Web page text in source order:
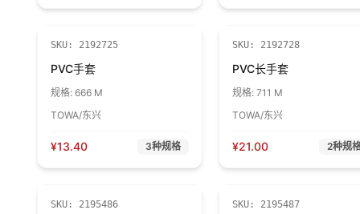
SKU: 2192725
PVC手套
规格: 666 M
TOWA/东兴
¥13.40 3种规格
SKU: 2192728
PVC长手套
规格: 711 M
TOWA/东兴
¥21.00 2种规
SKU: 2195486 SKU: 2195487